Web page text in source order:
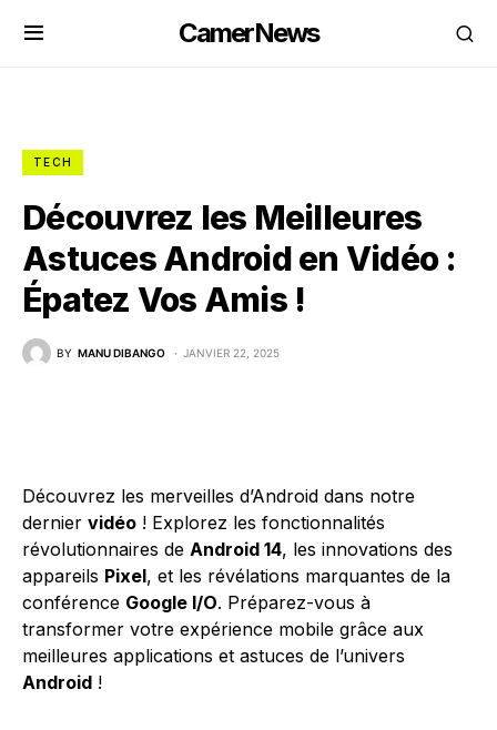
CamerNews
TECH
Découvrez les Meilleures
Astuces Android en Vidéo :
Épatez Vos Amis !
BY MANU DIBANGO JANVIER 22, 2025
Découvrez les merveilles d’Android dans notre
dernier vidéo ! Explorez les fonctionnalités
révolutionnaires de Android 14, les innovations des
appareils Pixel, et les révélations marquantes de la
conférence Google I/O. Préparez-vous à
transformer votre expérience mobile grâce aux
meilleures applications et astuces de l’univers
Android !